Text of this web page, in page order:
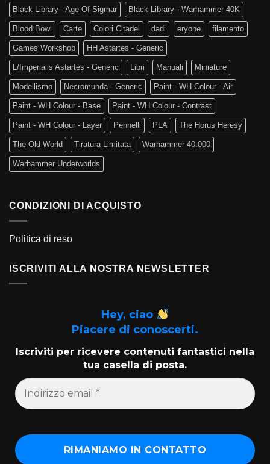
Black Library - Age Of Sigmar Black Library - Warhammer 40K
Blood Bowl Carte Colori Citadel dadi eryone filamento
Games Workshop HH Astartes - Generic
L/Imperialis Astartes - Generic Libri Manuali Miniature
Modellismo Necromunda - Generic Paint - WH Colour - Air
Paint - WH Colour - Base Paint - WH Colour - Contrast
Paint - WH Colour - Layer Pennelli PLA The Horus Heresy
The Old World Tiratura Limitata Warhammer 40.000
Warhammer Underworlds
CONDIZIONI DI ACQUISTO
Politica di reso
ISCRIVITI ALLA NOSTRA NEWSLETTER
Hey, ciao
Piacere di conoscerti.
Iscriviti per ricevere contenuti fantastici nella
tua casella di posta.